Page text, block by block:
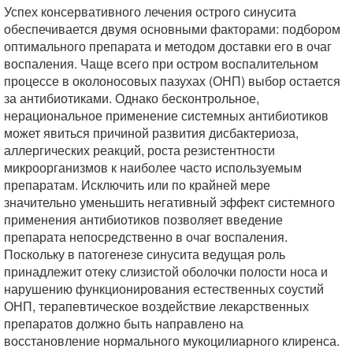
Успех консервативного лечения острого синусита
обеспечивается двумя основными факторами: подбором
оптимального препарата и методом доставки его в очаг
воспаления. Чаще всего при остром воспалительном
процессе в околоносовых пазухах (ОНП) выбор остается
за антибиотиками. Однако бесконтрольное,
нерациональное применение системных антибиотиков
может явиться причиной развития дисбактериоза,
аллергических реакций, роста резистентности
микроорганизмов к наиболее часто используемым
препаратам. Исключить или по крайней мере
значительно уменьшить негативный эффект системного
применения антибиотиков позволяет введение
препарата непосредственно в очаг воспаления.
Поскольку в патогенезе синусита ведущая роль
принадлежит отеку слизистой оболочки полости носа и
нарушению функционирования естественных соустий
ОНП, терапевтическое воздействие лекарственных
препаратов должно быть направлено на
восстановление нормального мукоцилиарного клиренса.